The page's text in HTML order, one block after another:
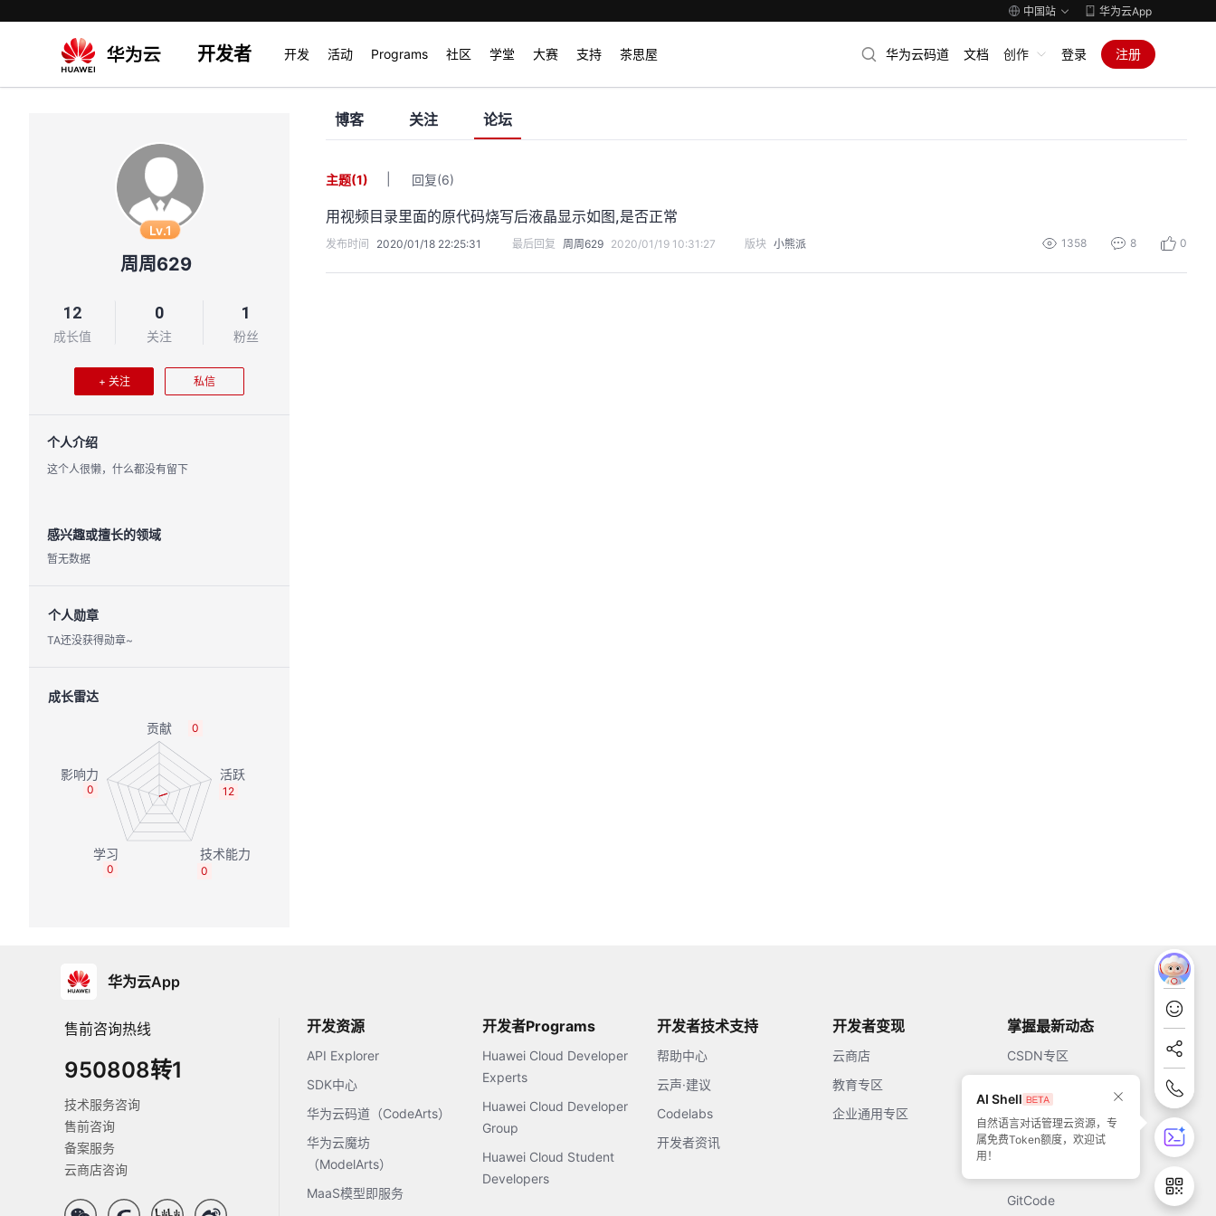
中国站 华为云App
开发者 开发 活动 Programs 社区 学堂 大赛 支持 茶思屋 华为云码道 文档 创作 登录 注册
Lv.1
周周629
12
成长值
0
关注
1
粉丝
+ 关注 私信
个人介绍
这个人很懒，什么都没有留下
感兴趣或擅长的领域
暂无数据
个人勋章
TA还没获得勋章~
成长雷达
0
12
0
0
0
博客 关注 论坛
主题(1) 回复(6)
用视频目录里面的原代码烧写后液晶显示如图,是否正常
发布时间 2020/01/18 22:25:31 最后回复 周周629 2020/01/19 10:31:27 版块 小熊派 1358 8 0
华为云App
售前咨询热线
950808转1
技术服务咨询
售前咨询
备案服务
云商店咨询
开发资源
API Explorer
SDK中心
华为云码道（CodeArts）
华为云魔坊
（ModelArts）
MaaS模型即服务
开发者Programs
Huawei Cloud Developer
Experts
Huawei Cloud Developer
Group
Huawei Cloud Student
Developers
开发者技术支持
帮助中心
云声·建议
Codelabs
开发者资讯
开发者变现
云商店
教育专区
企业通用专区
掌握最新动态
CSDN专区
51CTO
GitCode
AI Shell
自然语言对话管理云资源，专
属免费Token额度，欢迎试
用！